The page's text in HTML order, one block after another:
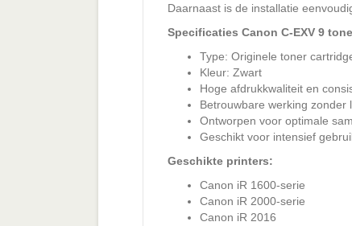
Daarnaast is de installatie
Specificaties Canon C-EXV 9
Type: Originele toner
Kleur: Zwart
Hoge afdrukkwaliteit en
Betrouwbare werking zonder
Ontworpen voor optimale
Geschikt voor intensief
Geschikte printers:
Canon iR 1600-serie
Canon iR 2000-serie
Canon iR 2016